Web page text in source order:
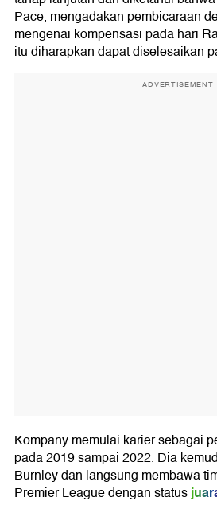
Pace, mengadakan pembicaraan
mengenai kompensasi pada hari
itu diharapkan dapat diselesaikan
ADVERTISEMENT
Kompany memulai karier sebagai
pada 2019 sampai 2022. Dia
Burnley dan langsung membawa
Premier League dengan status